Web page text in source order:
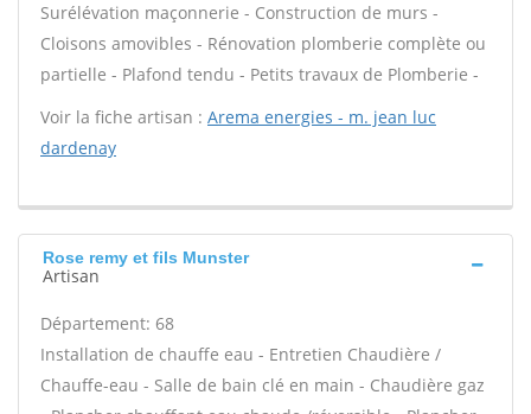
Surélévation maçonnerie - Construction de murs -
Cloisons amovibles - Rénovation plomberie complète ou
partielle - Plafond tendu - Petits travaux de Plomberie -
Voir la fiche artisan : Arema energies - m. jean luc
dardenay
Rose remy et fils Munster
Artisan
Département: 68
Installation de chauffe eau - Entretien Chaudière /
Chauffe-eau - Salle de bain clé en main - Chaudière gaz